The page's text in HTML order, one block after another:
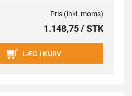
Pris (inkl. moms)
1.148,75 / STK
LÆG I KURV